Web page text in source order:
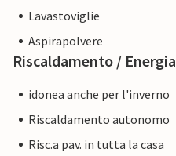
Lavastoviglie
Aspirapolvere
Riscaldamento / Energia
idonea anche per l'inverno
Riscaldamento autonomo
Risc.a pav. in tutta la casa